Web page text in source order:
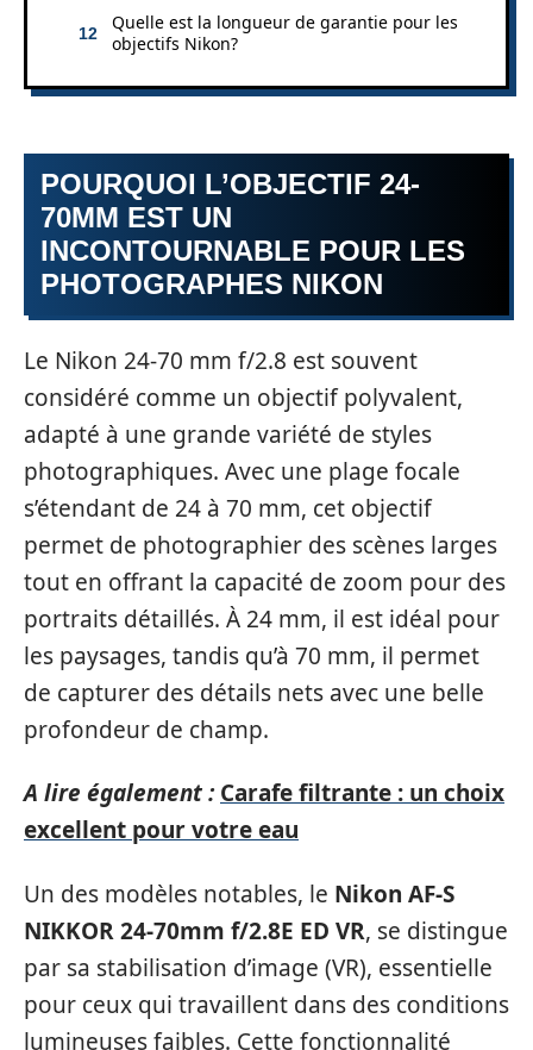
Quelle est la longueur de garantie pour les
objectifs Nikon?
POURQUOI L’OBJECTIF 24-
70MM EST UN
INCONTOURNABLE POUR LES
PHOTOGRAPHES NIKON
Le Nikon 24-70 mm f/2.8 est souvent
considéré comme un objectif polyvalent,
adapté à une grande variété de styles
photographiques. Avec une plage focale
s’étendant de 24 à 70 mm, cet objectif
permet de photographier des scènes larges
tout en offrant la capacité de zoom pour des
portraits détaillés. À 24 mm, il est idéal pour
les paysages, tandis qu’à 70 mm, il permet
de capturer des détails nets avec une belle
profondeur de champ.
A lire également : Carafe filtrante : un choix
excellent pour votre eau
Un des modèles notables, le Nikon AF-S
NIKKOR 24-70mm f/2.8E ED VR, se distingue
par sa stabilisation d’image (VR), essentielle
pour ceux qui travaillent dans des conditions
lumineuses faibles. Cette fonctionnalité